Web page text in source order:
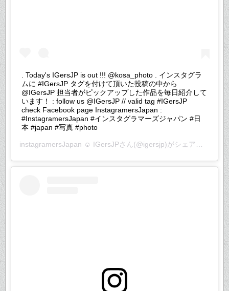
. Today's IGersJP is out !!! @kosa_photo . インスタグラ
ムに #IGersJP タグを付けて頂いた投稿の中から
@IGersJP 担当者がピックアップした作品を毎日紹介して
います！ : follow us @IGersJP // valid tag #IGersJP
check Facebook page InstagramersJapan :
#InstagramersJapan #インスタグラマーズジャパン #日
本 #japan #写真 #photo
instagramersJapan ☺︎ IGersJPさん(@igersjp)がシェアした投稿 –